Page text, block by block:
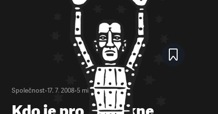
Společnost•17. 7. 2008•5 minut